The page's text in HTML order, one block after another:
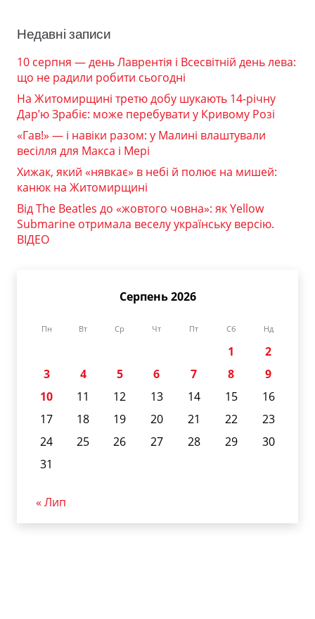
Недавні записи
10 серпня — день Лаврентія і Всесвітній день лева:
що не радили робити сьогодні
На Житомирщині третю добу шукають 14-річну
Дар’ю Зрабіє: може перебувати у Кривому Розі
«Гав!» — і навіки разом: у Малині влаштували
весілля для Макса і Мері
Хижак, який «нявкає» в небі й полює на мишей:
канюк на Житомирщині
Від The Beatles до «жовтого човна»: як Yellow
Submarine отримала веселу українську версію.
ВІДЕО
Серпень 2026
Пн Вт Ср Чт Пт Сб Нд
1
2
3
4 5 6 7 8
9
10
11 12 13 14 15
16
17
18 19 20 21 22
23
24
25 26 27 28 29
30
31
« Лип